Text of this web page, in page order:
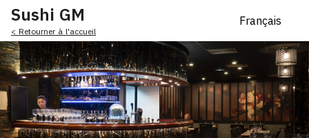
Sushi GM
< Retourner à l'accueil